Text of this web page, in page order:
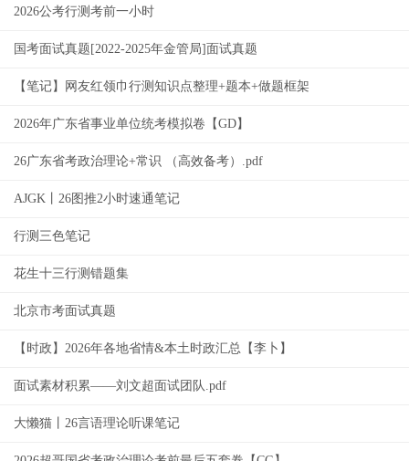
2026公考行测考前一小时
国考面试真题[2022-2025年金管局]面试真题
【笔记】网友红领巾行测知识点整理+题本+做题框架
2026年广东省事业单位统考模拟卷【GD】
26广东省考政治理论+常识 （高效备考）.pdf
AJGK丨26图推2小时速通笔记
行测三色笔记
花生十三行测错题集
北京市考面试真题
【时政】2026年各地省情&本土时政汇总【李卜】
面试素材积累——刘文超面试团队.pdf
大懒猫丨26言语理论听课笔记